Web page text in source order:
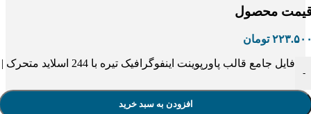
محصول
تومان
-
فایل جامع قالب پاورپوینت اینفوگرافیک تیره با 244 اسلاید متحرک | راهی نوین برای ارائه‌های تجاری و تحلیلی عدد
افزودن به سبد خرید